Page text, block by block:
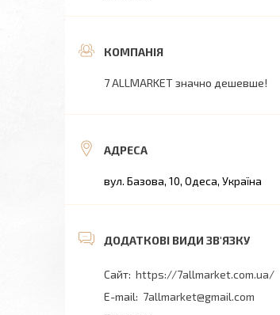
7 ALLMARKET значно дешевше!
вул. Базова, 10, Одеса, Україна
https://7allmarket.com.ua/
7allmarket@gmail.com